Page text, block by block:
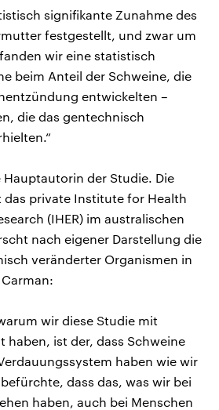
signifikante Zunahme des
festgestellt, und zwar um
wir eine statistisch
beim Anteil der Schweine, die
entwickelten –
die das gentechnisch
der Studie. Die
das private Institute for Health
(IHER) im australischen
nach eigener Darstellung die
veränderter Organismen in
wir diese Studie mit
haben, ist der, dass Schweine
haben wie wir
dass das, was wir bei
haben, auch bei Menschen